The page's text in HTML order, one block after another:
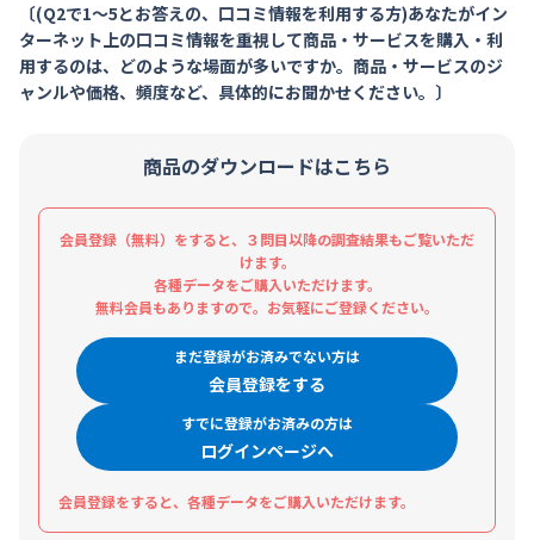
〔(Q2で1～5とお答えの、口コミ情報を利用する方)あなたがイン
ターネット上の口コミ情報を重視して商品・サービスを購入・利
用するのは、どのような場面が多いですか。商品・サービスのジ
ャンルや価格、頻度など、具体的にお聞かせください。〕
商品のダウンロードはこちら
会員登録（無料）をすると、３問目以降の調査結果もご覧いただ
けます。
各種データをご購入いただけます。
無料会員もありますので。お気軽にご登録ください。
まだ登録がお済みでない方は
会員登録をする
すでに登録がお済みの方は
ログインページへ
会員登録をすると、各種データをご購入いただけます。